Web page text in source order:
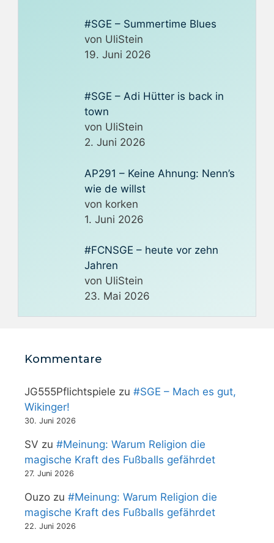
#SGE – Summertime Blues
von UliStein
19. Juni 2026
#SGE – Adi Hütter is back in
town
von UliStein
2. Juni 2026
AP291 – Keine Ahnung: Nenn’s
wie de willst
von korken
1. Juni 2026
#FCNSGE – heute vor zehn
Jahren
von UliStein
23. Mai 2026
Kommentare
JG555Pflichtspiele zu #SGE – Mach es gut,
Wikinger!
30. Juni 2026
SV zu #Meinung: Warum Religion die
magische Kraft des Fußballs gefährdet
27. Juni 2026
Ouzo zu #Meinung: Warum Religion die
magische Kraft des Fußballs gefährdet
22. Juni 2026